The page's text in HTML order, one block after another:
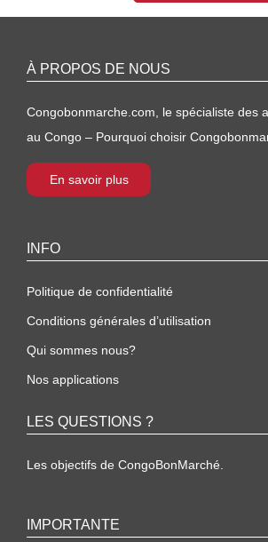
À PROPOS DE NOUS
Congobonmarche.com, le spécialiste des
au Congo – Pourquoi choisir
En savoir plus
INFO
Politique de confidentialité
Conditions générales d’utilisation
Qui sommes nous?
Nos applications
LES QUESTIONS ?
Les objectifs de CongoBonMarché.
IMPORTANTE